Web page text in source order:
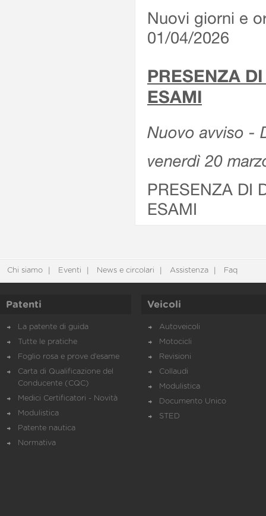
Nuovi giorni e
01/04/2026
PRESENZA
ESAMI
Nuovo avviso -
venerdì 20
PRESENZA DI
ESAMI
Chi siamo Eventi News e circolari Assistenza Faq
Patenti
La patente di guida
Tutte le pratiche
Foglio rosa e prove d’esame
Carta di Qualificazione del
Conducente (CQC)
Medici Certificatori - Novità
Modulistica
Patente nautica
Normativa
Veicoli
Autoveicoli
Motocicli
Revisioni
Collaudi
Modulistica
Documento Unico
STED